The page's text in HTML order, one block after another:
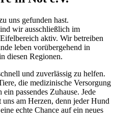
uns gefunden hast.
wir ausschließlich im
aktiv. Wir betreiben
leben vorübergehend in
diesen Regionen.
und zuverlässig zu helfen.
die medizinische Versorgung
passendes Zuhause. Jede
am Herzen, denn jeder Hund
echte Chance auf ein neues